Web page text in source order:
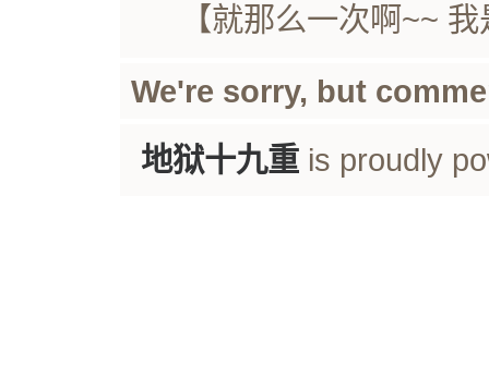
【就那么一次啊~~
We're sorry, but
地狱十九重is proudly